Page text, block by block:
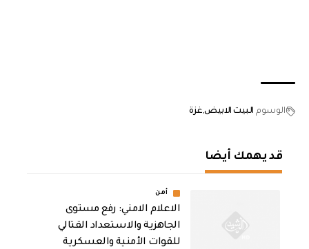
الوسوم البيت الابيض غزة
قد يهمك أيضا
أمن
الاعلام الامني: رفع مستوى
الجاهزية والاستعداد القتالي
للقوات الأمنية والعسكرية